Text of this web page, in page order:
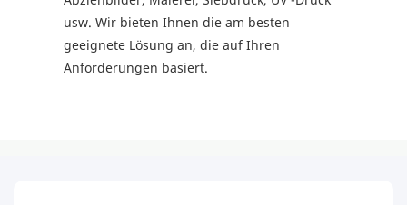
usw. Wir bieten Ihnen die am besten
geeignete Lösung an, die auf Ihren
Anforderungen basiert.